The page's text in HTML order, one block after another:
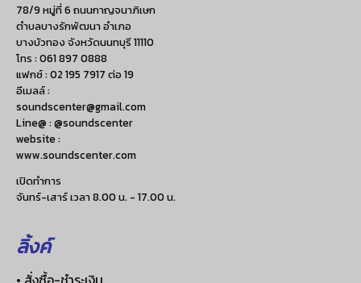
78/9 หมู่ที่ 6 ถนนกาญจนาภิเษก
ตำบลบางรักพัฒนา อำเภอ
บางบัวทอง จังหวัดนนทบุรี 11110
โทร :061 897 0888
แฟกซ์ :02 195 7917 ต่อ 19
อีเมลล์ :
soundscenter@gmail.com
Line@ : @soundscenter
website :
www.soundscenter.com
เปิดทำการ
จันทร์-เสาร์ เวลา 8.00 น. - 17.00 น.
ลิ้งค์